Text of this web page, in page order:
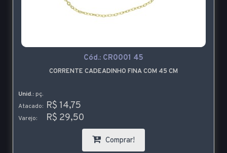
Cód.: CR0001 45
CORRENTE CADEADINHO FINA COM 45 CM
Unid.: pç.
Atacado: R$ 14,75
Varejo: R$ 29,50
Comprar!